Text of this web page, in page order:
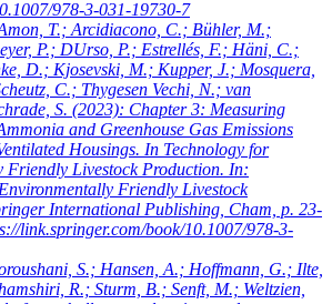
978-3-031-19730-7
T.; Arcidiacono, C.; Bühler, M.;
P.; DUrso, P.; Estrellés, F.; Häni, C.;
D.; Kjosevski, M.; Kupper, J.; Mosquera,
C.; Thygesen Vechi, N.; van
S. (2023): Chapter 3: Measuring
and Greenhouse Gas Emissions
Housings. In Technology for
Friendly Livestock Production. In:
Friendly Livestock
International Publishing, Cham, p. 23-
link.springer.com/book/10.1007/978-3-
S.; Hansen, A.; Hoffmann, G.; Ilte,
R.; Sturm, B.; Senft, M.; Weltzien,